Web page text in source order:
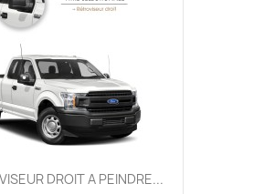
DROIT A PEINDRE...